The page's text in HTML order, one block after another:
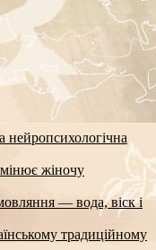
жіночу
— вода, віск і
традиційному